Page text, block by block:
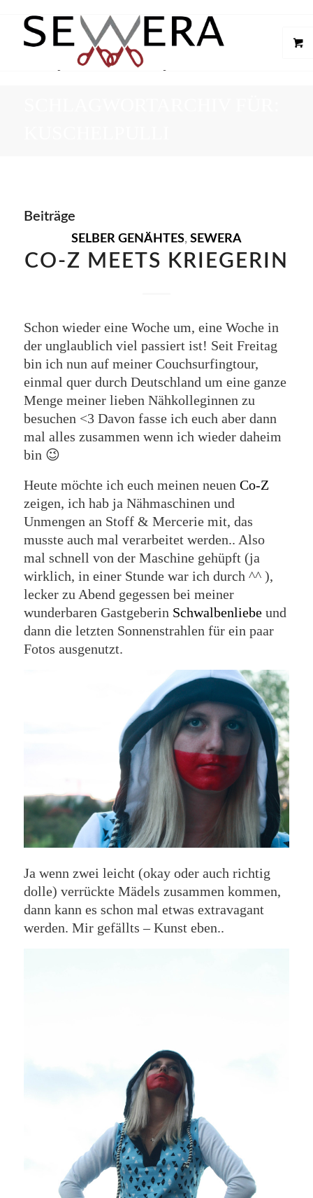
Beiträge
SELBER GENÄHTES, SEWERA
CO-Z MEETS KRIEGERIN
Schon wieder eine Woche um, eine Woche in
der unglaublich viel passiert ist! Seit Freitag
bin ich nun auf meiner Couchsurfingtour,
einmal quer durch Deutschland um eine ganze
Menge meiner lieben Nähkolleginnen zu
besuchen <3 Davon fasse ich euch aber dann
mal alles zusammen wenn ich wieder daheim
bin 😉
Heute möchte ich euch meinen neuen Co-Z
zeigen, ich hab ja Nähmaschinen und
Unmengen an Stoff & Mercerie mit, das
musste auch mal verarbeitet werden.. Also
mal schnell von der Maschine gehüpft (ja
wirklich, in einer Stunde war ich durch ^^ ),
lecker zu Abend gegessen bei meiner
wunderbaren Gastgeberin Schwalbenliebeund
dann die letzten Sonnenstrahlen für ein paar
Fotos ausgenutzt.
Ja wenn zwei leicht (okay oder auch richtig
dolle) verrückte Mädels zusammen kommen,
dann kann es schon mal etwas extravagant
werden. Mir gefällts – Kunst eben..